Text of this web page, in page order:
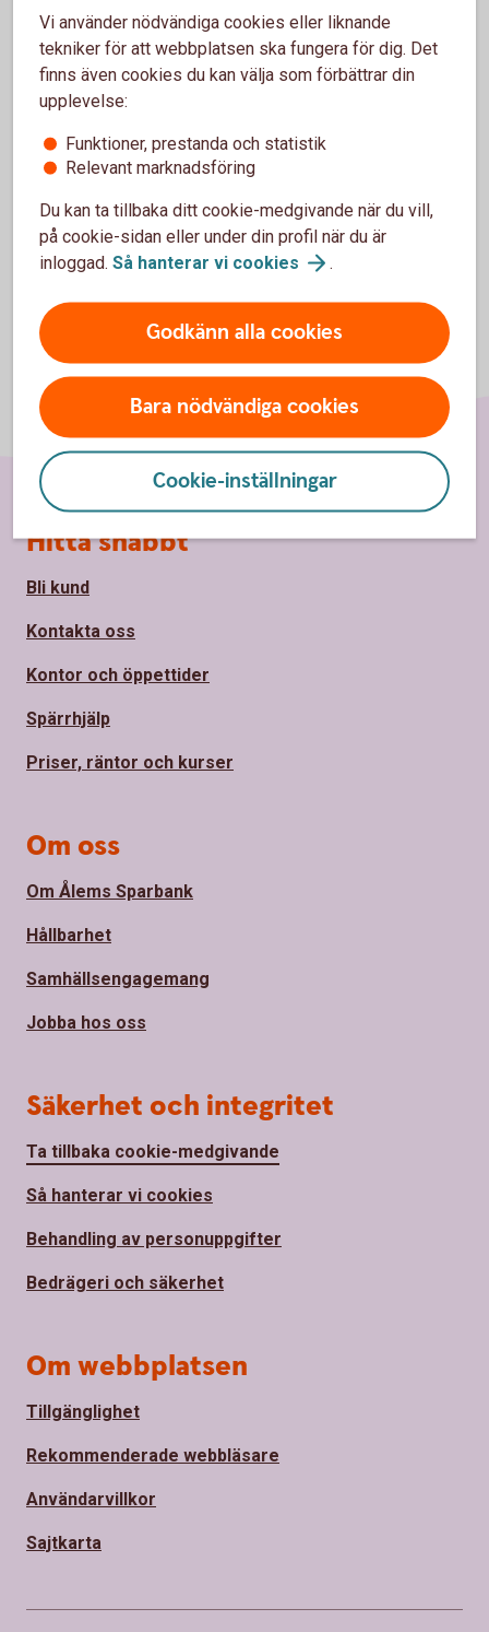
För att se detta innehåll behöver du först
godkänna cookies för Funktioner, prestanda
och statistik.
Inställningar för cookies
Vi använder nödvändiga cookies eller liknande
tekniker för att webbplatsen ska fungera för dig. Det
finns även cookies du kan välja som förbättrar din
upplevelse:
Funktioner, prestanda och statistik
Relevant marknadsföring
Du kan ta tillbaka ditt cookie-medgivande när du vill,
på cookie-sidan eller under din profil när du är
inloggad. Så hanterar vi cookies .
Godkänn alla cookies
Bara nödvändiga cookies
Cookie-inställningar
Sidfot
Hitta snabbt
Bli kund
Kontakta oss
Kontor och öppettider
Spärrhjälp
Priser, räntor och kurser
Om oss
Om Ålems Sparbank
Hållbarhet
Samhällsengagemang
Jobba hos oss
Säkerhet och integritet
Ta tillbaka cookie-medgivande
Så hanterar vi cookies
Behandling av personuppgifter
Bedrägeri och säkerhet
Om webbplatsen
Tillgänglighet
Rekommenderade webbläsare
Användarvillkor
Sajtkarta